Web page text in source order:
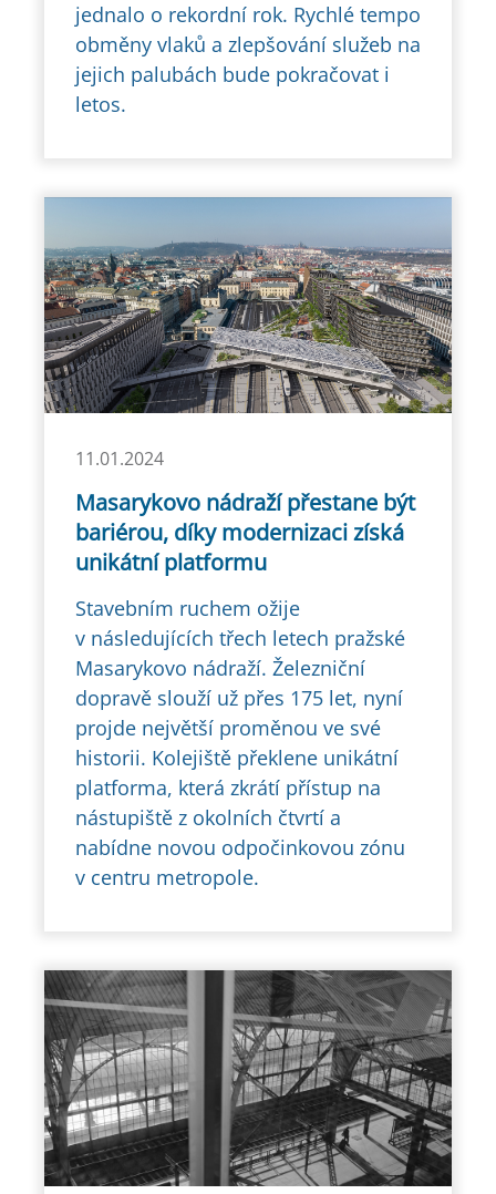
jednalo o rekordní rok. Rychlé tempo
obměny vlaků a zlepšování služeb na
jejich palubách bude pokračovat i
letos.
11.01.2024
Masarykovo nádraží přestane být
bariérou, díky modernizaci získá
unikátní platformu
Stavebním ruchem ožije
v následujících třech letech pražské
Masarykovo nádraží. Železniční
dopravě slouží už přes 175 let, nyní
projde největší proměnou ve své
historii. Kolejiště překlene unikátní
platforma, která zkrátí přístup na
nástupiště z okolních čtvrtí a
nabídne novou odpočinkovou zónu
v centru metropole.